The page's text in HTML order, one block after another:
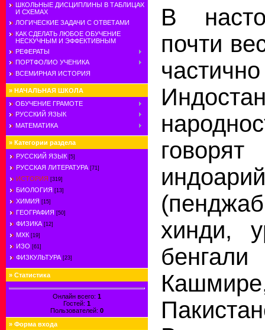
ШКОЛЬНЫЕ ДИСЦИПЛИНЫ В ТАБЛИЦАХ
И СХЕМАХ
ЛОГИЧЕСКИЕ ЗАДАЧИ С ОТВЕТАМИ
КАК СДЕЛАТЬ ЛЮБОЕ ОБУЧЕНИЕ
НЕСКУЧНЫМ И ЭФФЕКТИВНЫМ
РЕФЕРАТЫ
ПОРТФОЛИО УЧЕНИКА
ВСЕМИРНАЯ ИСТОРИЯ
» НАЧАЛЬНАЯ ШКОЛА
ОБУЧЕНИЕ ГРАМОТЕ
РУССКИЙ ЯЗЫК
МАТЕМАТИКА
» Категории раздела
РУССКИЙ ЯЗЫК [5]
РУССКАЯ ЛИТЕРАТУРА [71]
ИСТОРИЯ [319]
БИОЛОГИЯ [13]
ХИМИЯ [15]
ГЕОГРАФИЯ [50]
ФИЗИКА [12]
МХК [19]
ИЗО [61]
ФИЗКУЛЬТУРА [23]
» Статистика
Онлайн всего: 1
Гостей: 1
Пользователей: 0
» Форма входа
В
почти
хинди,